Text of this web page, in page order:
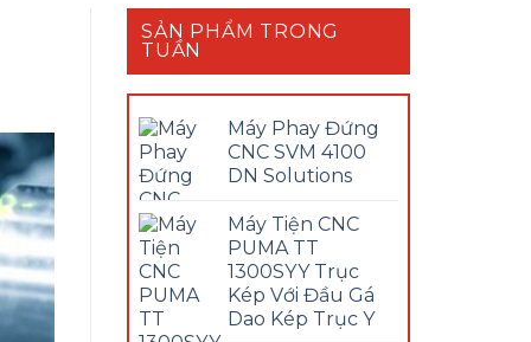
SẢN PHẨM TRONG
TUẦN
Máy Phay Đứng
CNC SVM 4100
DN Solutions
Máy Tiện CNC
PUMA TT
1300SYY Trục
Kép Với Đầu Gá
Dao Kép Trục Y